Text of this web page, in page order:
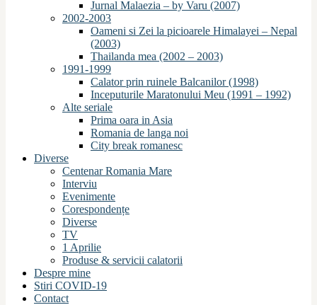
Jurnal Malaezia – by Varu (2007)
2002-2003
Oameni si Zei la picioarele Himalayei – Nepal
(2003)
Thailanda mea (2002 – 2003)
1991-1999
Calator prin ruinele Balcanilor (1998)
Inceputurile Maratonului Meu (1991 – 1992)
Alte seriale
Prima oara in Asia
Romania de langa noi
City break romanesc
Diverse
Centenar Romania Mare
Interviu
Evenimente
Corespondențe
Diverse
TV
1 Aprilie
Produse & servicii calatorii
Despre mine
Stiri COVID-19
Contact